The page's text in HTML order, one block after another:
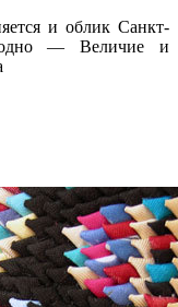
и облик Санкт-
одно — Величие и